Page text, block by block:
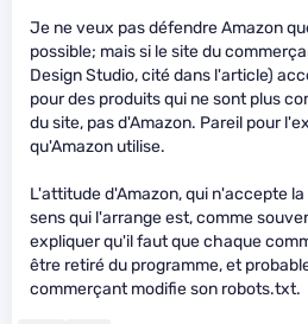
Je ne veux pas défendre Amazon
possible; mais si le site du
Design Studio, cité dans l'article)
pour des produits qui ne sont plus
du site, pas d'Amazon. Pareil pour
qu'Amazon utilise.
L'attitude d'Amazon, qui n'accepte
sens qui l'arrange est, comme
expliquer qu'il faut que chaque
être retiré du programme, et
commerçant modifie son robots.txt.